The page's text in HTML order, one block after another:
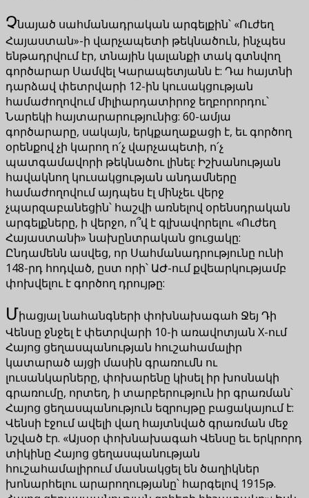
Չնայած սահմանադրական արգելքին՝ «Ուժեղ
Հայաստան»-ի վարչապետի թեկնածուն, ինչպես
ենթադրվում էր, տնային կալանքի տակ գտնվող
գործարար Սամվել Կարապետյանն է: Դա հայտնի
դարձավ փետրվարի 12-ին կուսակցության
համաժողովում միլիարդատիրոջ եղբորորդու՝
Նարեկի հայտարարությունից: 60-ամյա
գործարարը, սակայն, երկքաղաքացի է, եւ գործող
օրենքով չի կարող ո՛չ վարչապետի, ո՛չ
պատգամավորի թեկնածու լինել: Իշխանության
հավակնող կուսակցության անդամները
համաժողովում այդպես էլ մինչեւ վերջ
չպարզաբանեցին՝ հաշվի առնելով օրենսդրական
արգելքները, ի վերջո, ո՞վ է գլխավորելու «Ուժեղ
Հայաստանի» նախընտրական ցուցակը:
Ընդամենն ասվեց, որ Սահմանադրությունը ունի
148-րդ հոդված, ըստ որի՝ ԱԺ-ում քվեարկությամբ
փոխվելու է գործող դրույթը:
Միացյալ նահանգների փոխնախագահ Ջեյ Դի
Վենսը ջնջել է փետրվարի 10-ի առավոտյան X-ում
Հայոց ցեղասպանության հուշահամալիր
կատարած այցի մասին գրառումն ու
լուսանկարները, փոխարենը կիսել իր խոսնակի
գրառումը, որտեղ, ի տարբերություն իր գրառման՝
Հայոց ցեղասպանություն եզրույթը բացակայում է:
Վենսի էջում ավելի վաղ հայտնված գրառման մեջ
նշված էր. «Այսօր փոխնախագահ Վենսը եւ երկրորդ
տիկինը Հայոց ցեղասպանության
հուշահամալիրում մասնակցել են ծաղիկներ
խոնարհելու արարողությանը՝ հարգելով 1915թ.